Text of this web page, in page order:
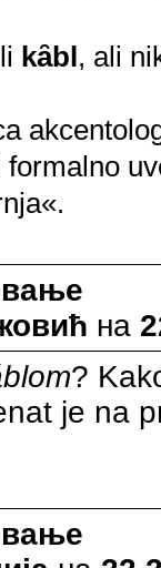
kȃbl , ali
на
?
je na